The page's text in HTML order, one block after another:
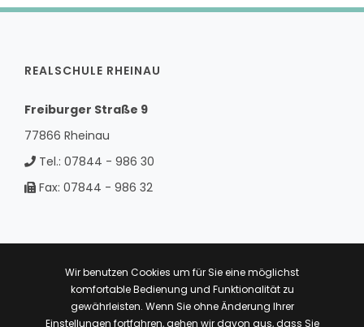
Wir benutzen Cookies um für Sie eine möglichst
komfortable Bedienung und Funktionalität zu
gewährleisten. Wenn Sie ohne Änderung Ihrer
Einstellungen fortfahren, gehen wir davon aus, dass Sie
REALSCHULE RHEINAU
Freiburger Straße 9
77866 Rheinau
Tel.: 07844 - 986 30
Fax: 07844 - 986 32
Kontakt
Impressum